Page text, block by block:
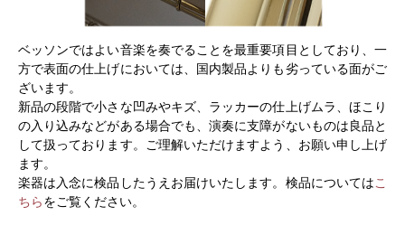
ベッソンではよい音楽を奏でることを最重要項目としており、一
方で表面の仕上げにおいては、国内製品よりも劣っている面がご
ざいます。
新品の段階で小さな凹みやキズ、ラッカーの仕上げムラ、ほこり
の入り込みなどがある場合でも、演奏に支障がないものは良品と
して扱っております。ご理解いただけますよう、お願い申し上げ
ます。
楽器は入念に検品したうえお届けいたします。検品についてはこ
ちらをご覧ください。